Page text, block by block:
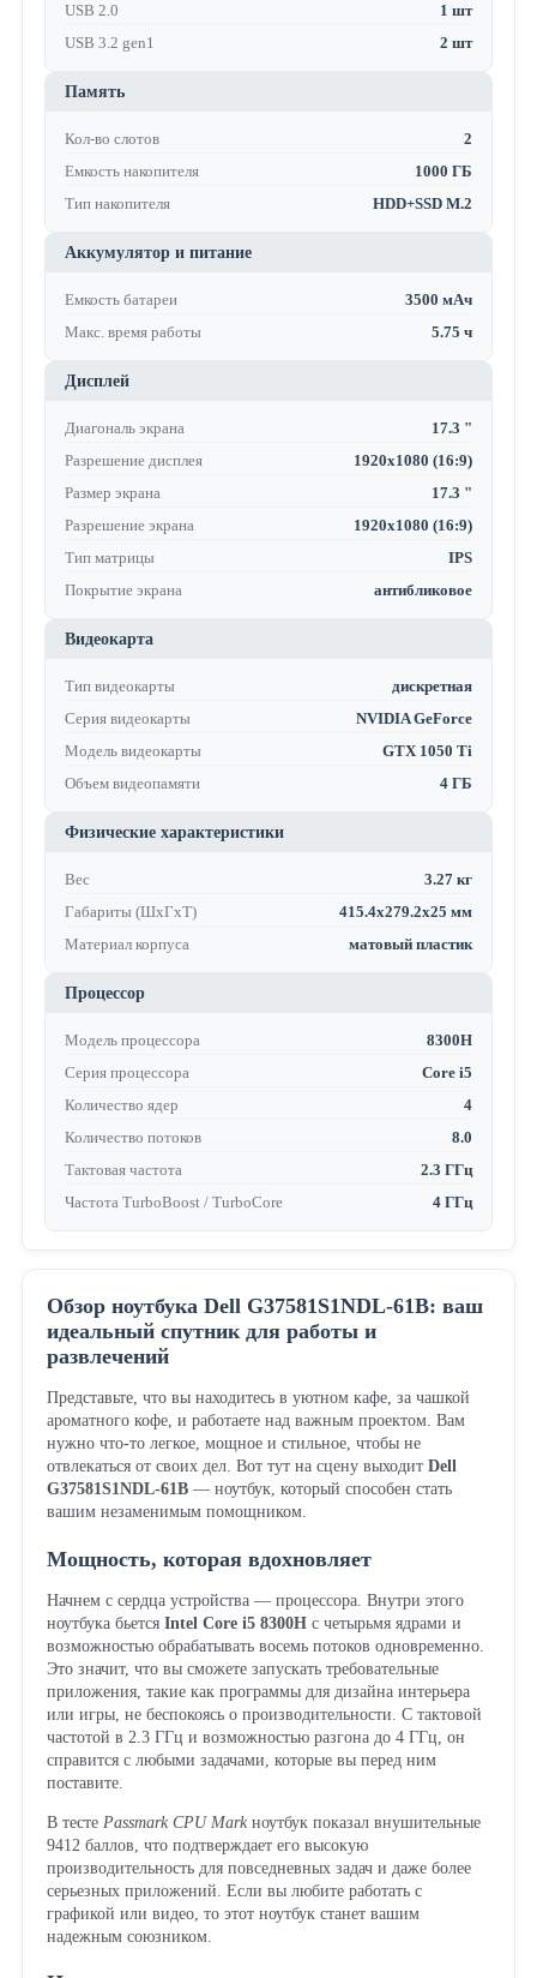
USB 2.0
1 шт
USB 3.2 gen1
2 шт
Память
Кол-во слотов
2
Емкость накопителя
1000 ГБ
Тип накопителя
HDD+SSD M.2
Аккумулятор и питание
Емкость батареи
3500 мАч
Макс. время работы
5.75 ч
Дисплей
Диагональ экрана
17.3 "
Разрешение дисплея
1920x1080 (16:9)
Размер экрана
17.3 "
Разрешение экрана
1920x1080 (16:9)
Тип матрицы
IPS
Покрытие экрана
антибликовое
Видеокарта
Тип видеокарты
дискретная
Серия видеокарты
NVIDIA GeForce
Модель видеокарты
GTX 1050 Ti
Объем видеопамяти
4 ГБ
Физические характеристики
Вес
3.27 кг
Габариты (ШхГхТ)
415.4x279.2x25 мм
Материал корпуса
матовый пластик
Процессор
Модель процессора
8300H
Серия процессора
Core i5
Количество ядер
4
Количество потоков
8.0
Тактовая частота
2.3 ГГц
Частота TurboBoost / TurboCore
4 ГГц
Обзор ноутбука Dell G37581S1NDL-61B: ваш
идеальный спутник для работы и
развлечений
Представьте, что вы находитесь в уютном кафе, за чашкой
ароматного кофе, и работаете над важным проектом. Вам
нужно что-то легкое, мощное и стильное, чтобы не
отвлекаться от своих дел. Вот тут на сцену выходит Dell
G37581S1NDL-61B— ноутбук, который способен стать
вашим незаменимым помощником.
Мощность, которая вдохновляет
Начнем с сердца устройства — процессора. Внутри этого
ноутбука бьется Intel Core i5 8300Hс четырьмя ядрами и
возможностью обрабатывать восемь потоков одновременно.
Это значит, что вы сможете запускать требовательные
приложения, такие как программы для дизайна интерьера
или игры, не беспокоясь о производительности. С тактовой
частотой в 2.3 ГГц и возможностью разгона до 4 ГГц, он
справится с любыми задачами, которые вы перед ним
поставите.
В тесте Passmark CPU Markноутбук показал внушительные
9412 баллов, что подтверждает его высокую
производительность для повседневных задач и даже более
серьезных приложений. Если вы любите работать с
графикой или видео, то этот ноутбук станет вашим
надежным союзником.